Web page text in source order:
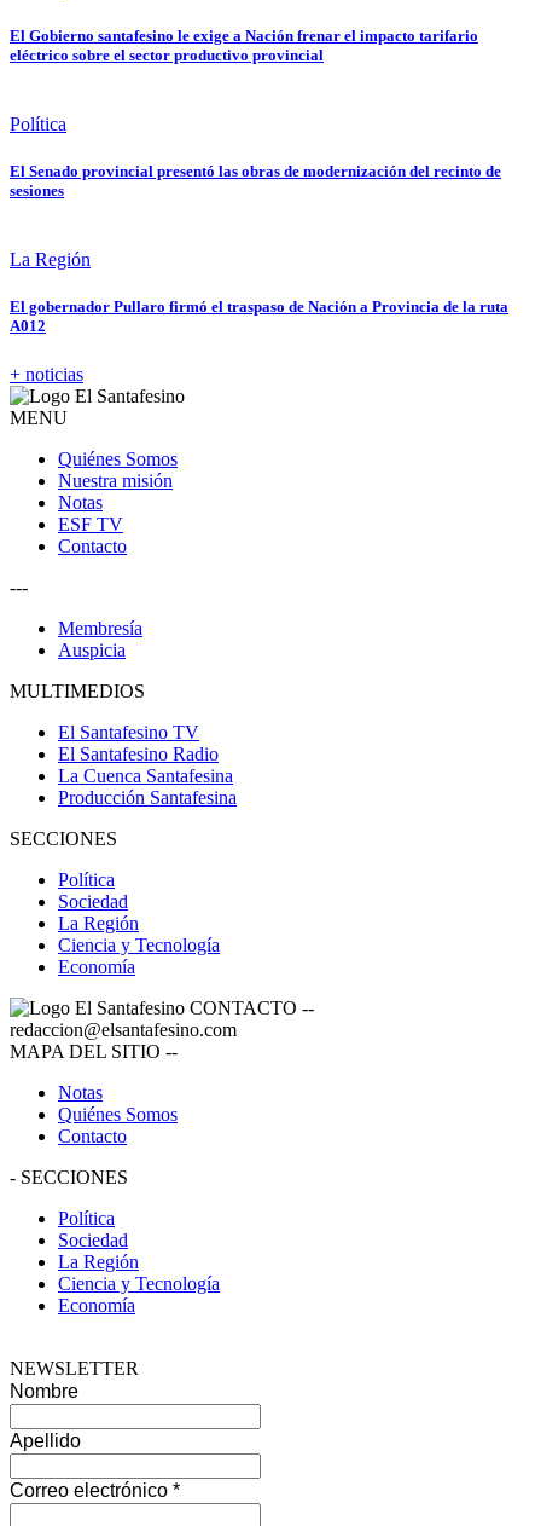
El Gobierno santafesino le exige a Nación frenar el impacto tarifario
eléctrico sobre el sector productivo provincial
Política
El Senado provincial presentó las obras de modernización del recinto de
sesiones
La Región
El gobernador Pullaro firmó el traspaso de Nación a Provincia de la ruta
A012
+ noticias
MENU
Quiénes Somos
Nuestra misión
Notas
ESF TV
Contacto
---
Membresía
Auspicia
MULTIMEDIOS
El Santafesino TV
El Santafesino Radio
La Cuenca Santafesina
Producción Santafesina
SECCIONES
Política
Sociedad
La Región
Ciencia y Tecnología
Economía
CONTACTO --
redaccion@elsantafesino.com
MAPA DEL SITIO --
Notas
Quiénes Somos
Contacto
- SECCIONES
Política
Sociedad
La Región
Ciencia y Tecnología
Economía
NEWSLETTER
Nombre
Apellido
Correo electrónico *